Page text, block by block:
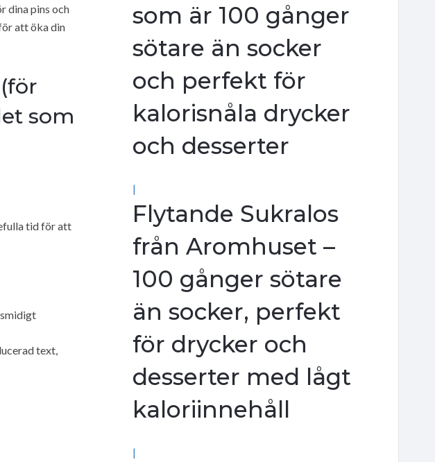
dina pins och
att öka din
som
tid för att
text,
som är 100 gånger
sötare än socker
och perfekt för
kalorisnåla drycker
och desserter
|
Flytande Sukralos
från Aromhuset –
100 gånger sötare
än socker, perfekt
för drycker och
desserter med lågt
kaloriinnehåll
|